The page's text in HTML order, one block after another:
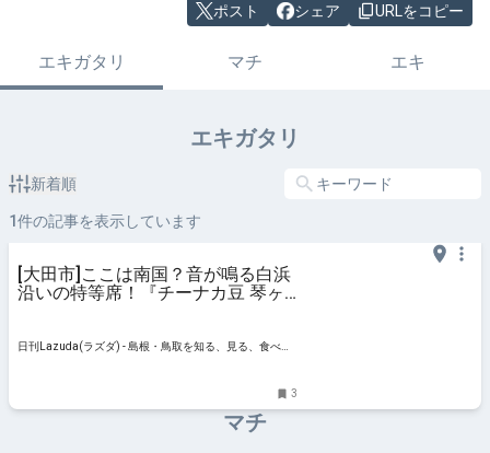
ポスト シェア URLをコピー
エキガタリ マチ エキ
エキガタリ
新着順
1件の記事を表示しています
[大田市]ここは南国？音が鳴る白浜
沿いの特等席！『チーナカ豆 琴ヶ
日刊Lazuda(ラズダ) - 島根・鳥取を知る、見る、食べ
3
マチ